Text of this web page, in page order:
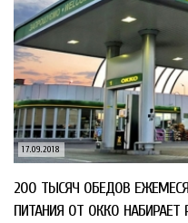
17.09.2018
200 ТЫСЯЧ ОБЕДОВ
ПИТАНИЯ ОТ ОККО НАБИРАЕТ